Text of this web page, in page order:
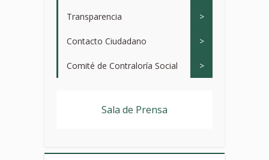
Transparencia >
Contacto Ciudadano >
Comité de Contraloría Social >
Sala de Prensa